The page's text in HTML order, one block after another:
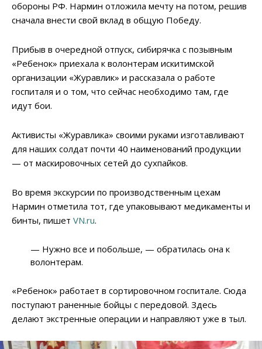
обороны РФ. Нармин отложила мечту на потом, решив
сначала внести свой вклад в общую Победу.
Прибыв в очередной отпуск, сибирячка с позывным
«Ребенок» приехала к волонтерам искитимской
организации «Журавлик» и рассказала о работе
госпиталя и о том, что сейчас необходимо там, где
идут бои.
Активисты «Журавлика» своими руками изготавливают
для наших солдат почти 40 наименований продукции
— от маскировочных сетей до сухпайков.
Во время экскурсии по производственным цехам
Нармин отметила тот, где упаковывают медикаменты и
бинты, пишет VN.ru.
— Нужно все и побольше, — обратилась она к
волонтерам.
«Ребенок» работает в сортировочном госпитале. Сюда
поступают раненные бойцы с передовой. Здесь
делают экстренные операции и направляют уже в тыл.